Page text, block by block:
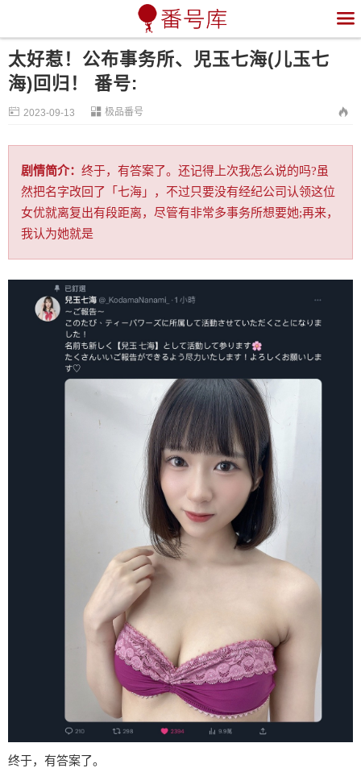

太好惹！公布事务所、児玉七海(儿玉七
海)回归！ 番号:
 2023-09-13  极品番号 
剧情简介： 终于，有答案了。还记得上次我怎么说的吗?虽
然把名字改回了「七海」，不过只要没有经纪公司认领这位
女优就离复出有段距离，尽管有非常多事务所想要她;再来，
我认为她就是
终于，有答案了。